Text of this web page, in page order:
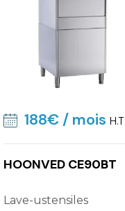
188€/ mois H.T
HOONVED CE90BT
Lave-ustensiles